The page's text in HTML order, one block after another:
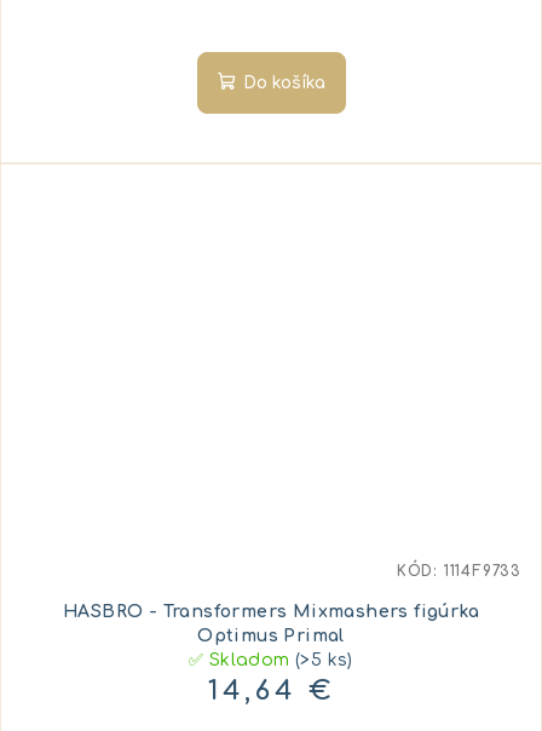
Do košíka
HASBRO - Transformers Mixmashers figúrka
Optimus Primal
✅ Skladom(>5 ks)
14,64 €
KÓD: 1114F9733